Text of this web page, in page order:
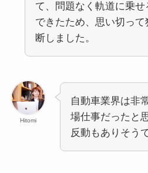
て、問題なく軌道に乗せ
できたため、思い切って
断しました。
Hitomi
自動車業界は非
場仕事だったと
反動もありそう